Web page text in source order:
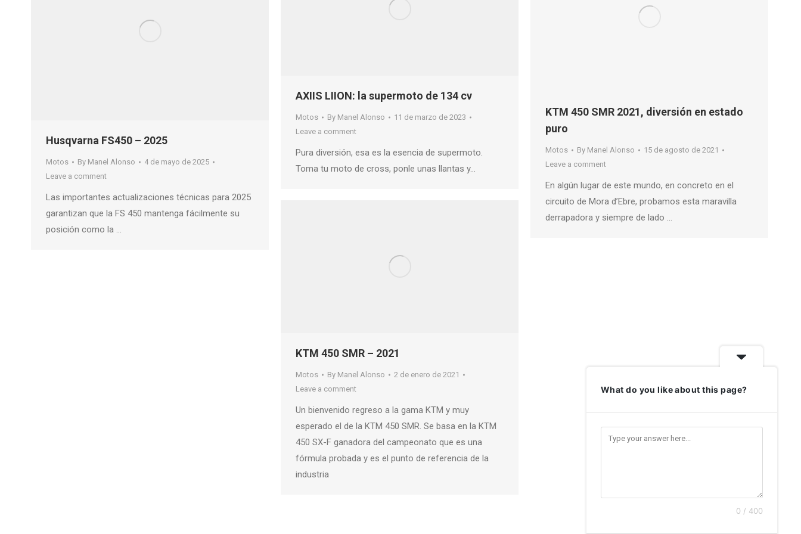
Husqvarna FS450 – 2025
Motos By Manel Alonso
4 de mayo de 2025
Leave a comment
Las importantes actualizaciones técnicas para 2025
garantizan que la FS 450 mantenga fácilmente su
posición como la …
AXIIS LIION: la supermoto de 134 cv
Motos By Manel Alonso
11 de marzo de 2023
Leave a comment
Pura diversión, esa es la esencia de supermoto.
Toma tu moto de cross, ponle unas llantas y…
KTM 450 SMR 2021, diversión en estado
puro
Motos By Manel Alonso
15 de agosto de 2021
Leave a comment
En algún lugar de este mundo, en concreto en el
circuito de Mora d’Ebre, probamos esta maravilla
derrapadora y siempre de lado …
KTM 450 SMR – 2021
Motos By Manel Alonso
2 de enero de 2021
Leave a comment
Un bienvenido regreso a la gama KTM y muy
esperado el de la KTM 450 SMR. Se basa en la KTM
450 SX-F ganadora del campeonato que es una
fórmula probada y es el punto de referencia de la
industria
What do you like about this page?
0 / 400